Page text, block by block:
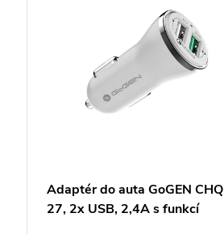
Adaptér do auta GoGEN CHQ
27, 2x USB, 2,4A s funkcí